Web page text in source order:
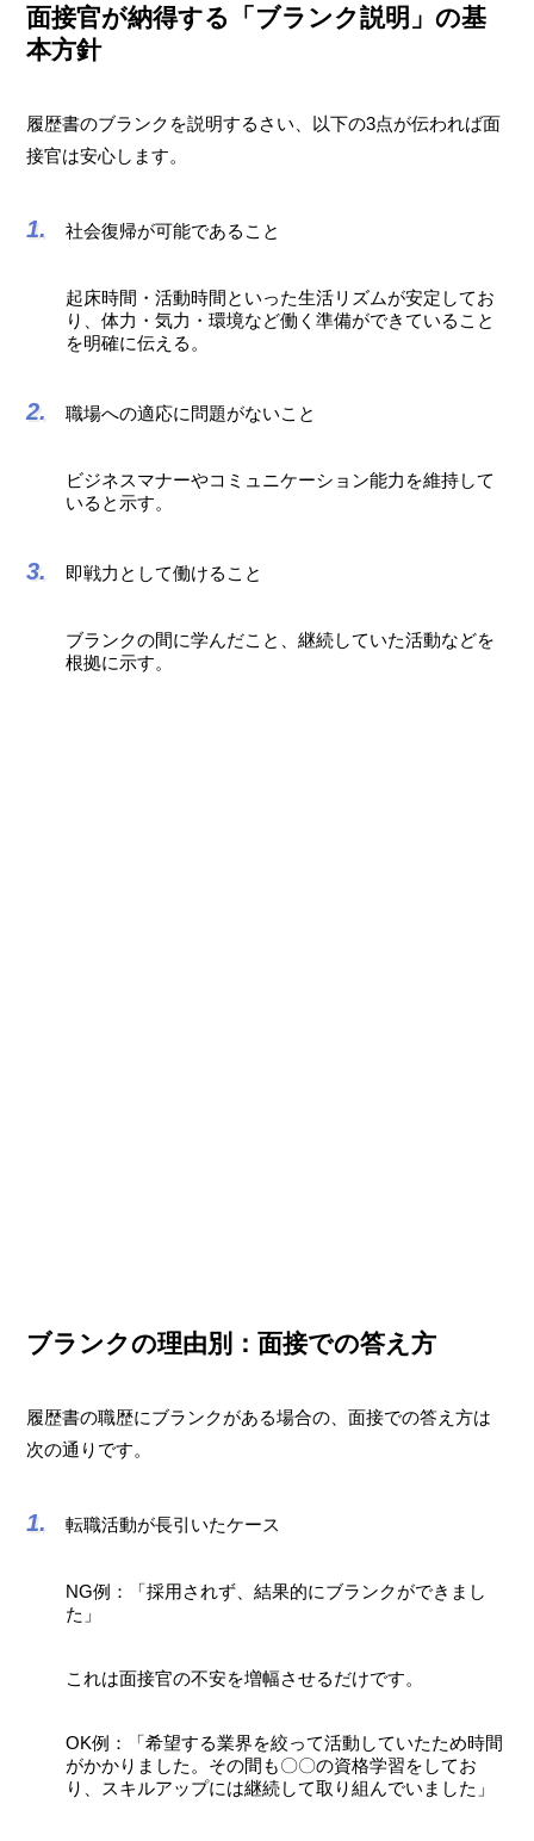
面接官が納得する「ブランク説明」の基
本方針
履歴書のブランクを説明するさい、以下の3点が伝われば面
接官は安心します。
社会復帰が可能であること
起床時間・活動時間といった生活リズムが安定してお
り、体力・気力・環境など働く準備ができていること
を明確に伝える。
職場への適応に問題がないこと
ビジネスマナーやコミュニケーション能力を維持して
いると示す。
即戦力として働けること
ブランクの間に学んだこと、継続していた活動などを
根拠に示す。
ブランクの理由別：面接での答え方
履歴書の職歴にブランクがある場合の、面接での答え方は
次の通りです。
転職活動が長引いたケース
NG例：「採用されず、結果的にブランクができまし
た」
これは面接官の不安を増幅させるだけです。
OK例：「希望する業界を絞って活動していたため時間
がかかりました。その間も〇〇の資格学習をしてお
り、スキルアップには継続して取り組んでいました」